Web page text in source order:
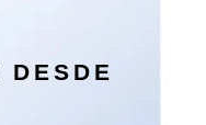
DESDE